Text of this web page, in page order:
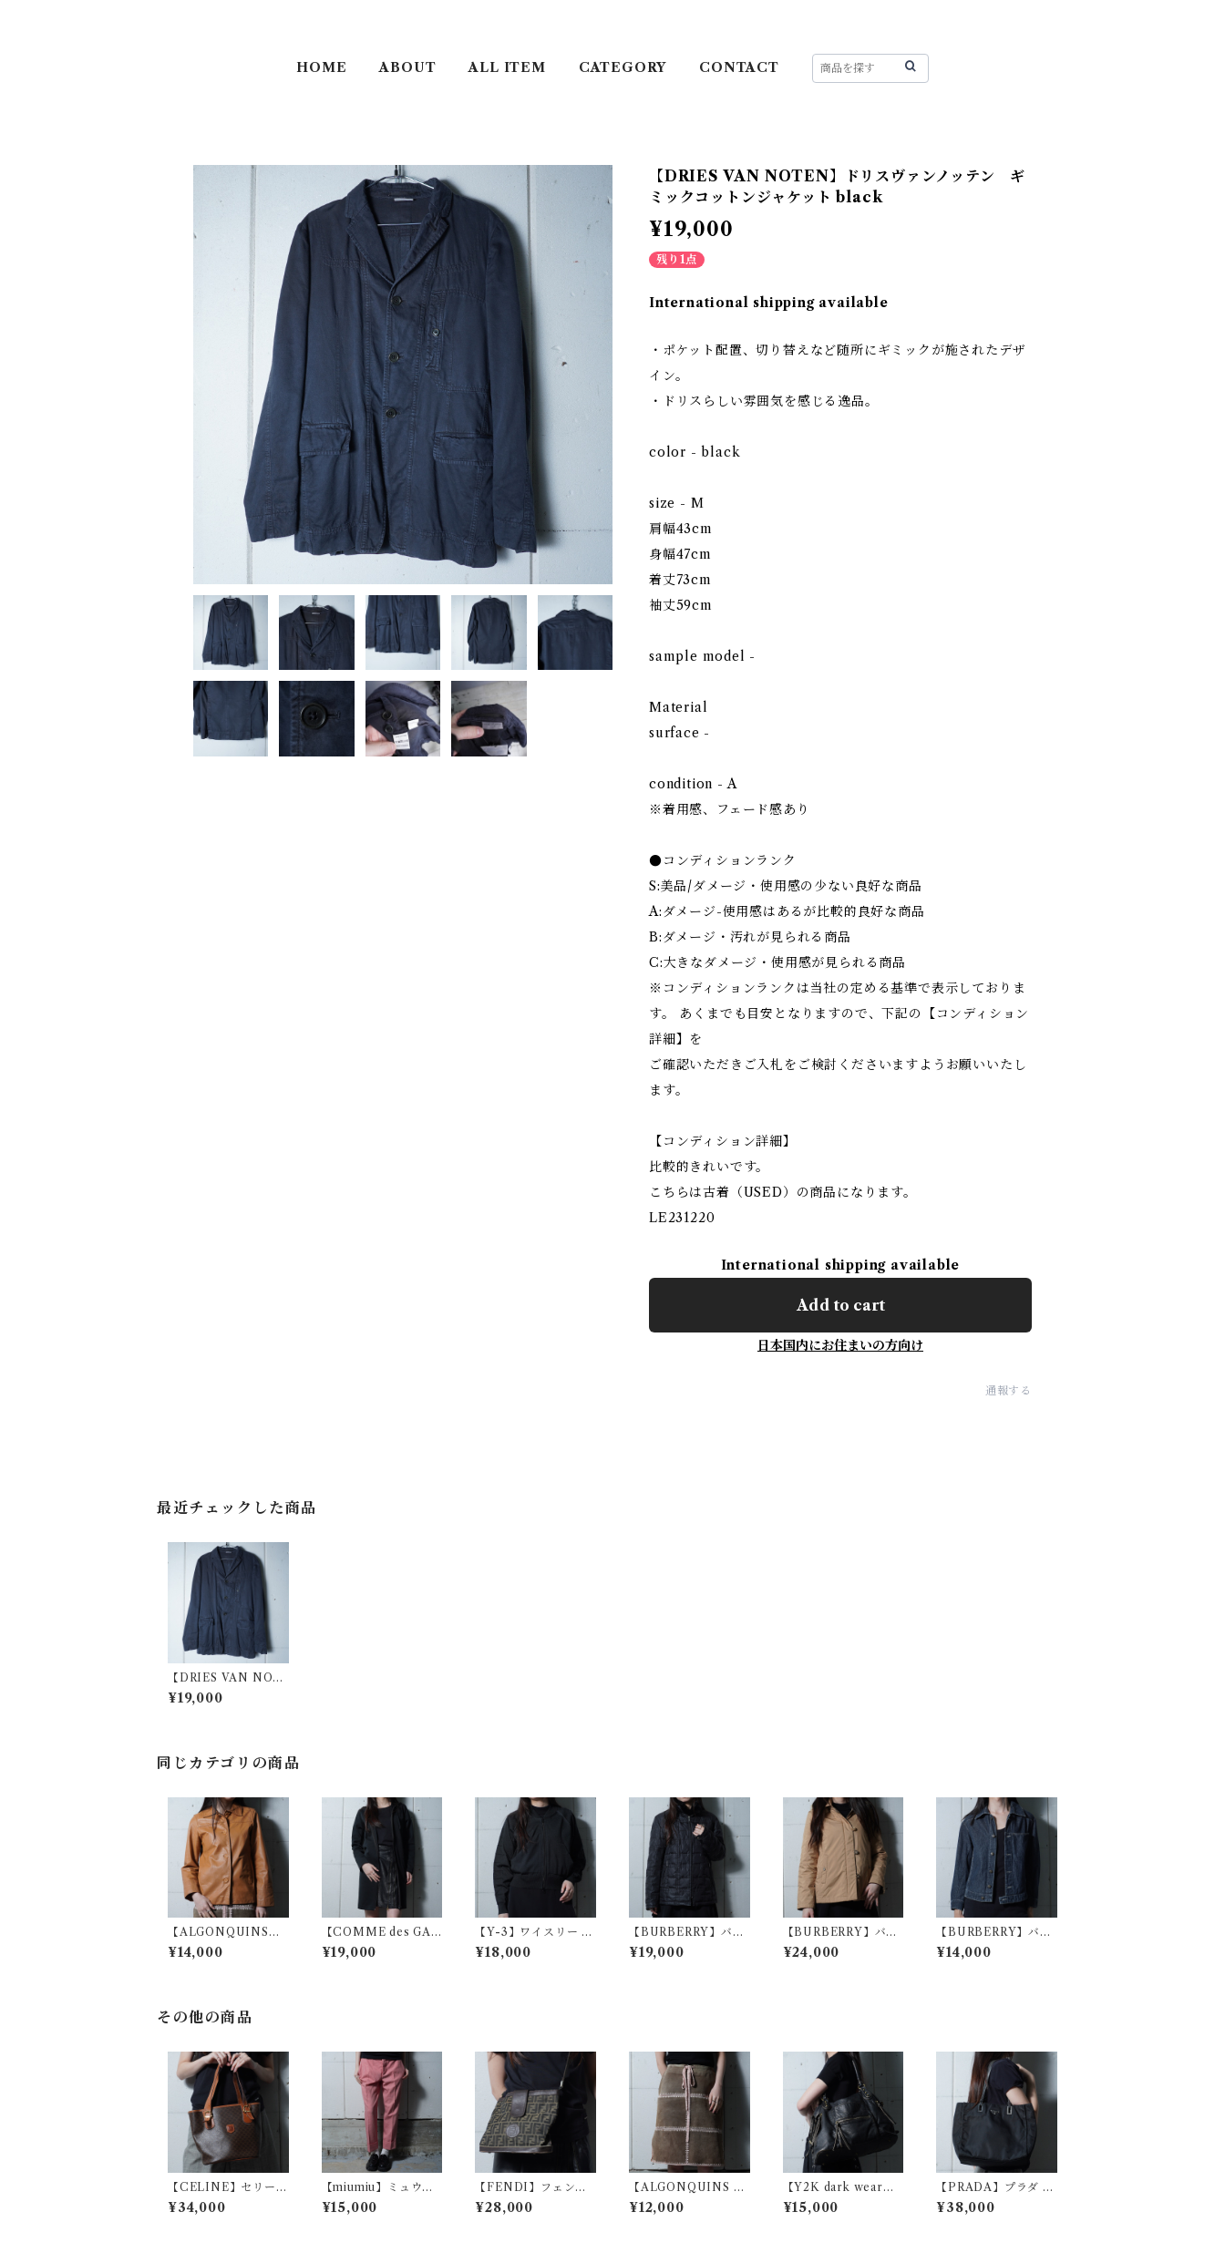
HOME ABOUT ALL ITEM CATEGORY CONTACT
【DRIES VAN NOTEN】ドリスヴァンノッテン ギ
ミックコットンジャケット black
¥19,000
残り1点
International shipping available
・ポケット配置、切り替えなど随所にギミックが施されたデザ
イン。
・ドリスらしい雰囲気を感じる逸品。
color - black
size - M
肩幅43cm
身幅47cm
着丈73cm
袖丈59cm
sample model -
Material
surface -
condition - A
※着用感、フェード感あり
●コンディションランク
S:美品/ダメージ・使用感の少ない良好な商品
A:ダメージ-使用感はあるが比較的良好な商品
B:ダメージ・汚れが見られる商品
C:大きなダメージ・使用感が見られる商品
※コンディションランクは当社の定める基準で表示しておりま
す。 あくまでも目安となりますので、下記の【コンディション
詳細】を
ご確認いただきご入札をご検討くださいますようお願いいたし
ます。
【コンディション詳細】
比較的きれいです。
こちらは古着（USED）の商品になります。
LE231220
International shipping available
Add to cart
日本国内にお住まいの方向け
通報する
最近チェックした商品
【DRIES VAN NOT
EN】ドリスヴァンノ
ッテン ギミックコッ
¥19,000
同じカテゴリの商品
【ALGONQUINS】
アルゴンキン "Gothic
Archive"カウレザー
¥14,000
【COMME des GAR
ÇONS】コムデギャル
ソンブラック フラワー
¥19,000
【Y-3】ワイスリー ”a
chive"ロゴ入ジップア
ップブルゾン black
¥18,000
【BURBERRY】バー
バリー ロゴジップ・ラ
ビットファーキルティ
¥19,000
【BURBERRY】バー
バリー ファーフーディ
中綿ジャケット beige
¥24,000
【BURBERRY】バー
バリー ホースロゴボタ
ンデニムジャケット
¥14,000
その他の商品
【CELINE】セリーヌ
ロゴ入 マカダム柄レザ
ートートバッグ brow
¥34,000
【miumiu】ミュウミ
ュウ 千鳥格子柄スラッ
クス red＆white
¥15,000
【FENDI】フェンデ
ィ ズッカ柄レザー・キ
ャンパスショルダーバ
¥28,000
【ALGONQUINS 】
アルゴンキン"Gothic
Archive"レースステ
¥12,000
【Y2K dark wear】
レザートートバッグ bl
ack
¥15,000
【PRADA】プラダ 三
角プレートロゴ レザー
ハンドルナイロントー
¥38,000